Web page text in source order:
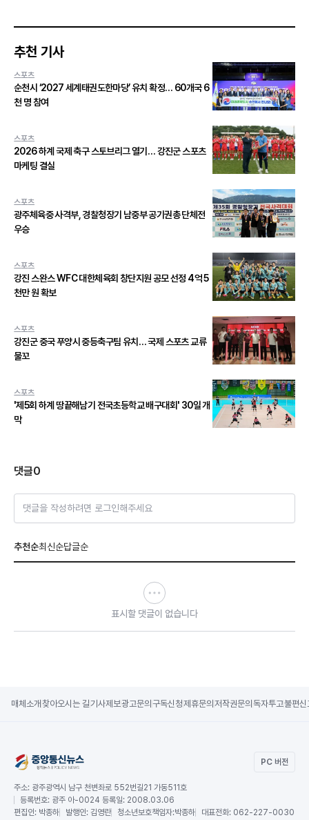
추천 기사
스포츠
순천시 ‘2027 세계태권도한마당’ 유치 확정… 60개국 6
천 명 참여
스포츠
2026 하계 국제 축구 스토브리그 열기… 강진군 스포츠
마케팅 결실
스포츠
광주체육중 사격부, 경찰청장기 남중부 공기권총 단체전
우승
스포츠
강진 스완스 WFC 대한체육회 창단지원 공모 선정 4억 5
천만 원 확보
스포츠
강진군 중국 푸양시 중등축구팀 유치… 국제 스포츠 교류
물꼬
스포츠
'제5회 하계 땅끝해남기 전국초등학교 배구대회' 30일 개
막
댓글0
댓글을 작성하려면 로그인해주세요
추천순최신순답글순
표시할 댓글이 없습니다
매체소개 찾아오시는 길기사제보광고문의 구독신청제휴문의 저작권문의 독자투고불편신
PC 버전
주소: 광주광역시 남구 천변좌로 552번길21 가동511호
등록번호: 광주 아-0024 등록일: 2008.03.06
편집인: 박종하 발행인: 김영란 청소년보호책임자:박종하 대표전화: 062-227-0030